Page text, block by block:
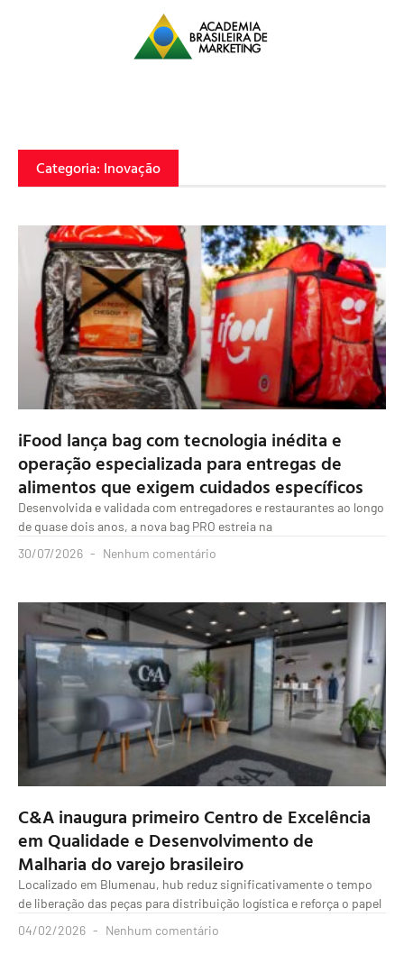
Categoria: Inovação
iFood lança bag com tecnologia inédita e
operação especializada para entregas de
alimentos que exigem cuidados específicos
Desenvolvida e validada com entregadores e restaurantes ao longo
de quase dois anos, a nova bag PRO estreia na
30/07/2026
Nenhum comentário
C&A inaugura primeiro Centro de Excelência
em Qualidade e Desenvolvimento de
Malharia do varejo brasileiro
Localizado em Blumenau, hub reduz significativamente o tempo
de liberação das peças para distribuição logística e reforça o papel
04/02/2026
Nenhum comentário